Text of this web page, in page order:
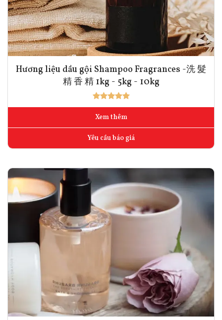
Hương liệu dầu gội Shampoo Fragrances -洗 髮
精 香 精 1kg - 5kg - 10kg
Xem thêm
Yêu cầu báo giá